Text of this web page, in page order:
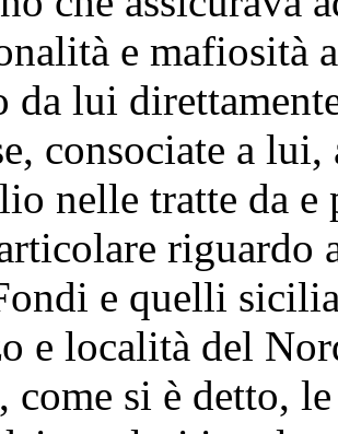
e mafiosità
da lui
consociate a
nelle tratte da
riguardo
e quelli
e località del
come si è detto,